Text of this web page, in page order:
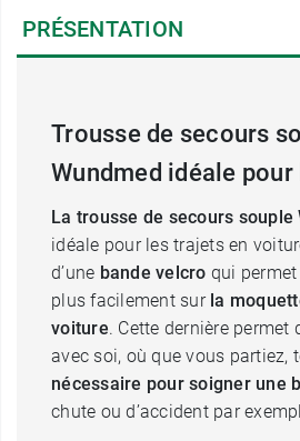
PRÉSENTATION
Trousse de secours
Wundmed idéale
La trousse de secours souple
idéale pour les trajets en
d’une bande velcro qui
plus facilement sur la
voiture. Cette dernière permet
avec soi, où que vous partiez,
nécessaire pour soigner une
chute ou d’accident par